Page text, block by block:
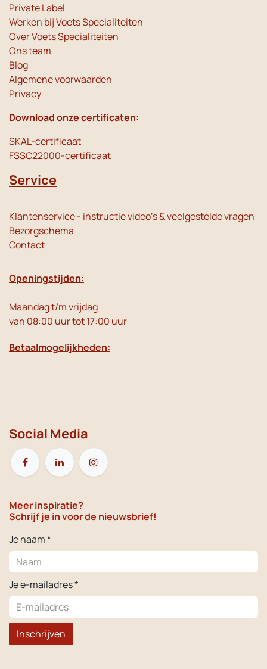
Private Label
Werken bij Voets Specialiteiten
Over Voets Specialiteiten
Ons team
Blog
Algemene voorwaarden
Privacy
Download onze certificaten:
SKAL-certificaat
FSSC22000-certificaat
Service
Klantenservice - instructie video's & veelgestelde vragen
Bezorgschema
Contact
Openingstijden:
Maandag t/m vrijdag
van 08:00 uur tot 17:00 uur
Betaalmogelijkheden:
Social Media
Meer inspiratie?
Schrijf je in voor de nieuwsbrief!
Je naam *
Je e-mailadres *
Inschrijven